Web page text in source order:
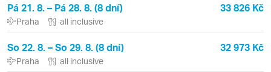
Pá 21. 8. – Pá 28. 8. (8 dní) 33 826 Kč
Praha all inclusive
So 22. 8. – So 29. 8. (8 dní) 32 973 Kč
Praha all inclusive